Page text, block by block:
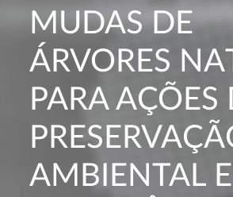
MUDAS DE
ÁRVORES
PARA AÇÕES
AMBIENTAL